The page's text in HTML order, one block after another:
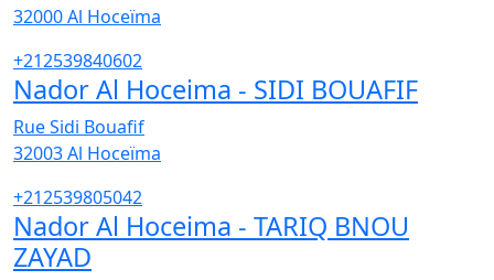
32000Al Hoceïma
+212539840602
Nador Al Hoceima - SIDI BOUAFIF
Rue Sidi Bouafif
32003Al Hoceïma
+212539805042
Nador Al Hoceima - TARIQ BNOU
ZAYAD